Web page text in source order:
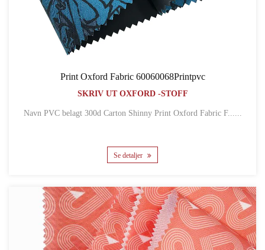
Print Oxford Fabric 60060068Printpvc
SKRIV UT OXFORD -STOFF
Navn PVC belagt 300d Carton Shinny Print Oxford Fabric F......
Se detaljer